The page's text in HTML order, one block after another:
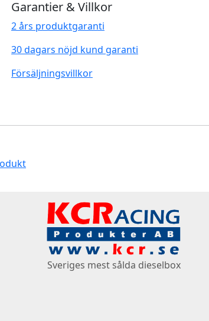
Garantier & Villkor
2 års produktgaranti
30 dagars nöjd kund garanti
Försäljningsvillkor
Sveriges mest sålda dieselbox